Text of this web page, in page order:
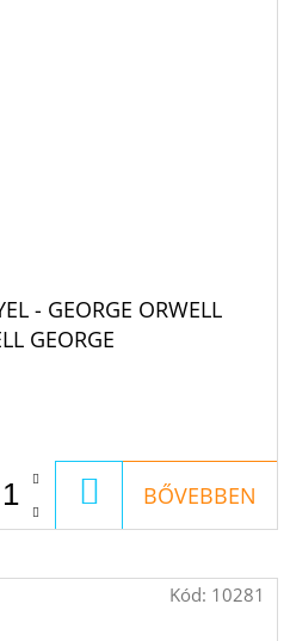
- GEORGE ORWELL
GEORGE
KOSÁRBA
BŐVEBBEN
Kód: 10281